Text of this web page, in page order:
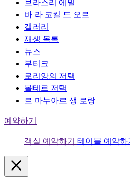
브라스리 에밀
바 라 코킬 드 오르
갤러리
재생 목록
뉴스
부티크
로리앙의 저택
볼테르 저택
르 마누아르 생 로랑
예약하기
객실 예약하기 테이블 예약하